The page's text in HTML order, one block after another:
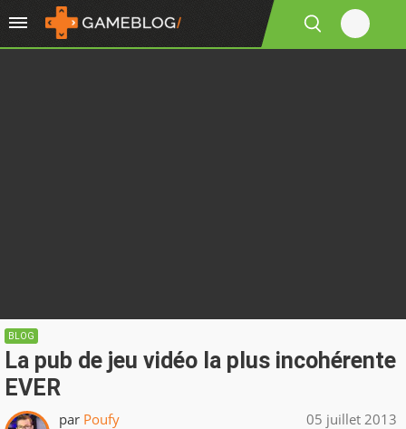
BLOG
La pub de jeu vidéo la plus incohérente
EVER
par Poufy 05 juillet 2013